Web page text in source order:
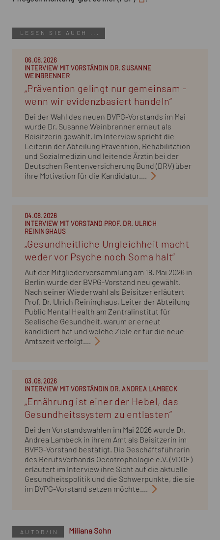
LESEN SIE AUCH ...
06.08.2026
INTERVIEW MIT VORSTÄNDIN DR. SUSANNE
WEINBRENNER
„Prävention gelingt nur gemeinsam -
wenn wir evidenzbasiert handeln“
Bei der Wahl des neuen BVPG-Vorstands im Mai
wurde Dr. Susanne Weinbrenner erneut als
Beisitzerin gewählt. Im Interview spricht die
Leiterin der Abteilung Prävention, Rehabilitation
und Sozialmedizin und leitende Ärztin bei der
Deutschen Rentenversicherung Bund (DRV) über
ihre Motivation für die Kandidatur....
04.08.2026
INTERVIEW MIT VORSTAND PROF. DR. ULRICH
REININGHAUS
„Gesundheitliche Ungleichheit macht
weder vor Psyche noch Soma halt“
Auf der Mitgliederversammlung am 18. Mai 2026 in
Berlin wurde der BVPG-Vorstand neu gewählt.
Nach seiner Wiederwahl als Beisitzer erläutert
Prof. Dr. Ulrich Reininghaus, Leiter der Abteilung
Public Mental Health am Zentralinstitut für
Seelische Gesundheit, warum er erneut
kandidiert hat und welche Ziele er für die neue
Amtszeit verfolgt....
03.08.2026
INTERVIEW MIT VORSTÄNDIN DR. ANDREA LAMBECK
„Ernährung ist einer der Hebel, das
Gesundheitssystem zu entlasten“
Bei den Vorstandswahlen im Mai 2026 wurde Dr.
Andrea Lambeck in ihrem Amt als Beisitzerin im
BVPG-Vorstand bestätigt. Die Geschäftsführerin
des BerufsVerbands Oecotrophologie e.V. (VDOE)
erläutert im Interview ihre Sicht auf die aktuelle
Gesundheitspolitik und die Schwerpunkte, die sie
im BVPG-Vorstand setzen möchte....
AUTOR/IN Miliana Sohn